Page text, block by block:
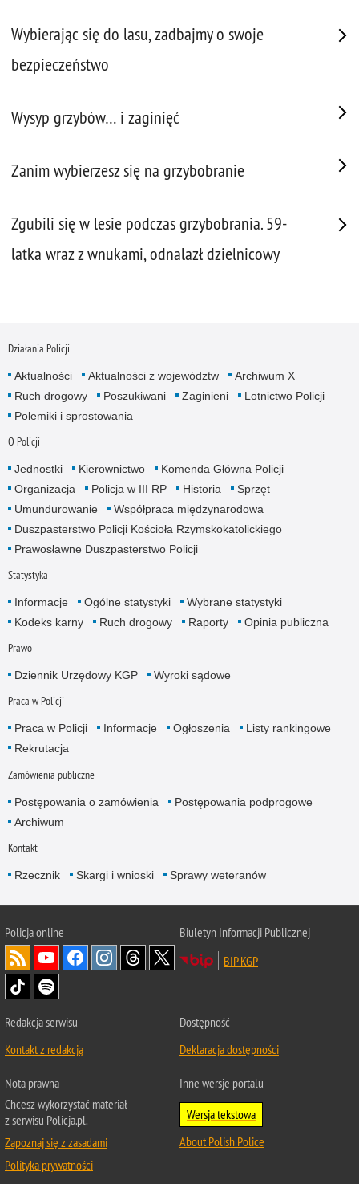
Wybierając się do lasu, zadbajmy o swoje
bezpieczeństwo
Wysyp grzybów… i zaginięć
Zanim wybierzesz się na grzybobranie
Zgubili się w lesie podczas grzybobrania. 59-
latka wraz z wnukami, odnalazł dzielnicowy
Działania Policji
Aktualności Aktualności z województw
Archiwum X
Ruch drogowy
Poszukiwani Zaginieni
Lotnictwo Policji
Polemiki i sprostowania
O Policji
Jednostki Kierownictwo
Komenda Główna Policji
Organizacja
Policja w III RP Historia
Sprzęt
Umundurowanie
Współpraca międzynarodowa
Duszpasterstwo Policji Kościoła Rzymskokatolickiego
Prawosławne Duszpasterstwo Policji
Statystyka
Informacje Ogólne statystyki
Wybrane statystyki
Kodeks karny
Ruch drogowy Raporty Opinia publiczna
Prawo
Dziennik Urzędowy KGP Wyroki sądowe
Praca w Policji
Praca w Policji Informacje Ogłoszenia
Listy rankingowe
Rekrutacja
Zamówienia publiczne
Postępowania o zamówienia
Postępowania podprogowe
Archiwum
Kontakt
Rzecznik Skargi i wnioski Sprawy weteranów
Policjaonline
Biuletyn Informacji Publicznej
BIP KGP
Redakcja serwisu
Kontakt z redakcją
Dostępność
Deklaracja dostępności
Nota prawna
Chcesz wykorzystać materiał
z serwisu Policja.pl.
Zapoznaj się z zasadami
Polityka prywatności
Inne wersje portalu
Wersja tekstowa
About Polish Police